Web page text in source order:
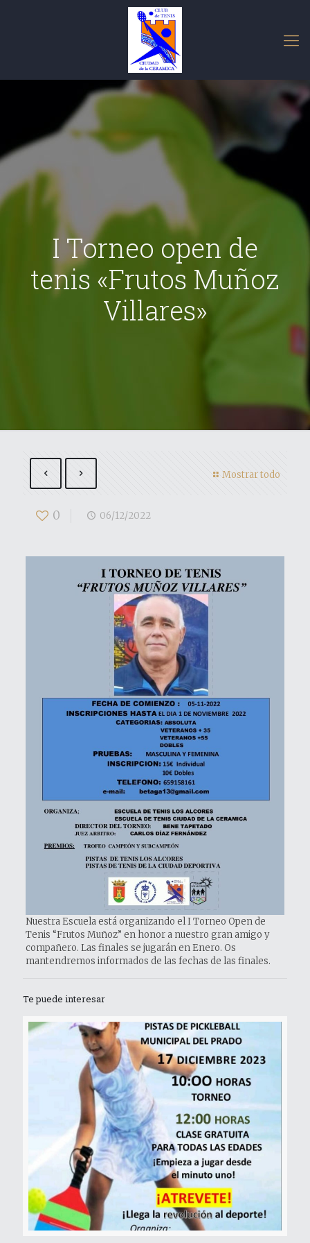
I Torneo open de
tenis «Frutos Muñoz
Villares»
Mostrar todo
0 06/12/2022
Nuestra Escuela está organizando el I Torneo Open de
Tenis “Frutos Muñoz” en honor a nuestro gran amigo y
compañero. Las finales se jugarán en Enero. Os
mantendremos informados de las fechas de las finales.
Te puede interesar